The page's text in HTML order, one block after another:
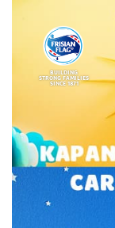
BUILDING
STRONG FAMILIES
SINCE 1871